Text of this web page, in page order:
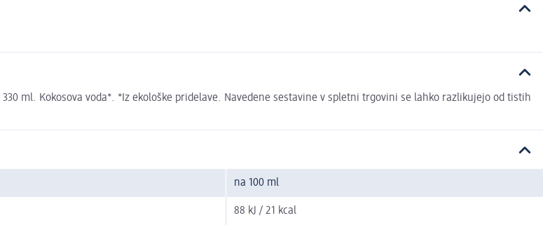
ml. Kokosova voda*. *Iz ekološke pridelave. Navedene sestavine v spletni trgovini se lahko razlikujejo od tistih
na 100 ml
88 kJ / 21 kcal